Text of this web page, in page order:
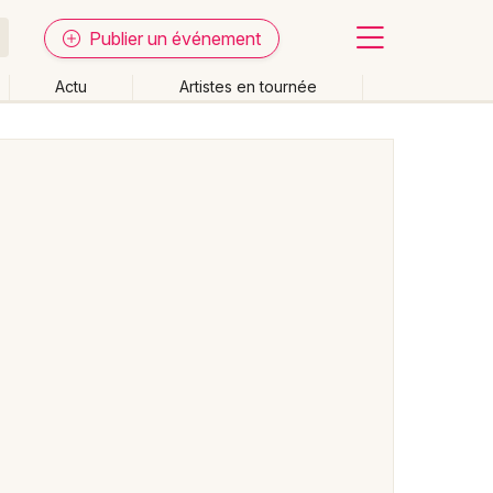
Publier un événement
Actu Artistes en tournée